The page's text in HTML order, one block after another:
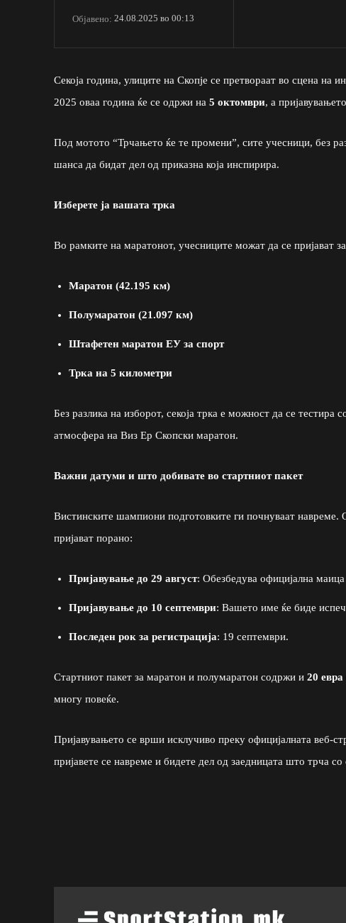
Објавено: 24.08.2025 во 00:13
Секоја година, улиците на Скопје се претвораат во сцена
2025 оваа година ќе се одржи на 5 октомври, а
Под мотото “Трчањето ќе те промени”, сите учесници, без
шанса да бидат дел од приказна која инспирира.
Изберете ја вашата трка
Во рамките на маратонот, учесниците можат да се пријават
Маратон (42.195 км)
Полумаратон (21.097 км)
Штафетен маратон ЕУ за спорт
Трка на 5 километри
Без разлика на изборот, секоја трка е можност да се тестира
атмосфера на Виз Ер Скопски маратон.
Важни датуми и што добивате во стартниот пакет
Вистинските шампиони подготовките ги почнуваат навреме.
пријават порано:
Пријавување до 29 август: Обезбедува официјална
Пријавување до 10 септември: Вашето име ќе биде
Последен рок за регистрација: 19 септември.
Стартниот пакет за маратон и полумаратон содржи и 20
многу повеќе.
Пријавувањето се врши исклучиво преку официјалната веб-
пријавете се навреме и бидете дел од заедницата што трча со